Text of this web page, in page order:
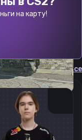
на карту!
Cмотреть все